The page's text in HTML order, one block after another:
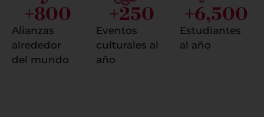
Alianzas
alrededor
del mundo
+800
Eventos
culturales al
año
+250
Estudiantes
al año
+6,500